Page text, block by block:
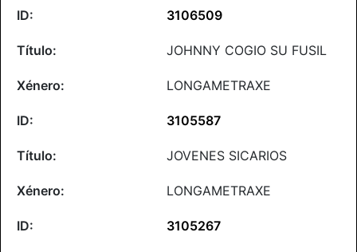
3106509
JOHNNY COGIO SU FUSIL
LONGAMETRAXE
3105587
JOVENES SICARIOS
LONGAMETRAXE
3105267